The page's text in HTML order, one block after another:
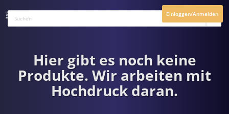
Einloggen/Anmelden
Hier gibt es noch keine
Produkte. Wir arbeiten mit
Hochdruck daran.